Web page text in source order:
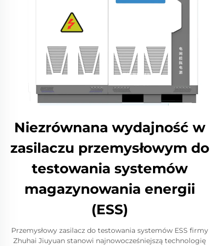
Niezrównana wydajność w
zasilaczu przemysłowym do
testowania systemów
magazynowania energii
(ESS)
Przemysłowy zasilacz do testowania systemów ESS firmy
Zhuhai Jiuyuan stanowi najnowocześniejszą technologię